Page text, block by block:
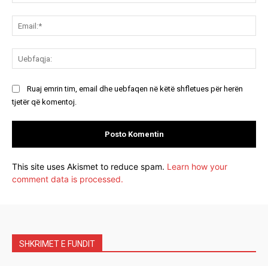
Ruaj emrin tim, email dhe uebfaqen në këtë shfletues për herën
tjetër që komentoj.
This site uses Akismet to reduce spam. Learn how your
comment data is processed.
SHKRIMET E FUNDIT